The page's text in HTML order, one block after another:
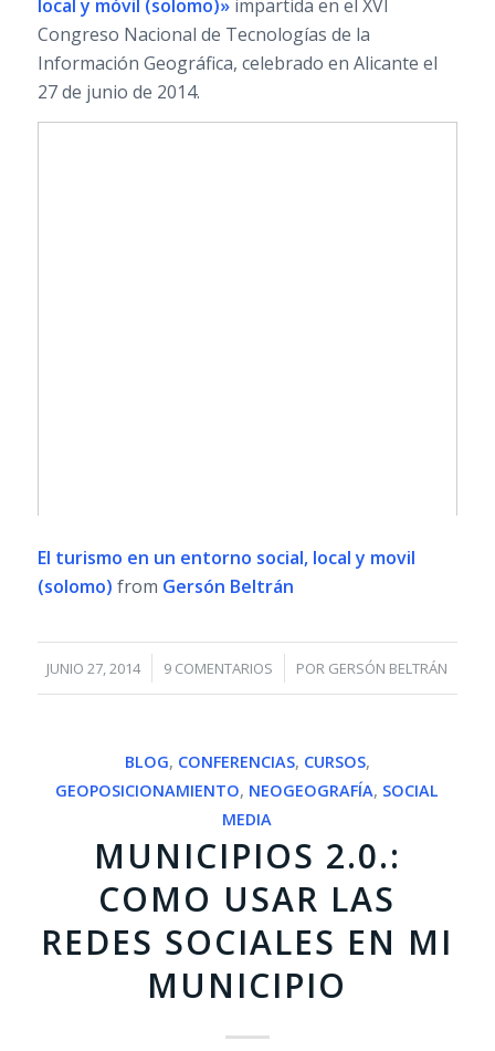
local y móvil (solomo)»impartida en el XVI
Congreso Nacional de Tecnologías de la
Información Geográfica, celebrado en Alicante el
27 de junio de 2014.
El turismo en un entorno social, local y movil
(solomo) from Gersón Beltrán
JUNIO 27, 2014
/ 9 COMENTARIOS
/ POR GERSÓN BELTRÁN
BLOG, CONFERENCIAS, CURSOS,
GEOPOSICIONAMIENTO, NEOGEOGRAFÍA, SOCIAL
MEDIA
MUNICIPIOS 2.0.:
COMO USAR LAS
REDES SOCIALES EN MI
MUNICIPIO